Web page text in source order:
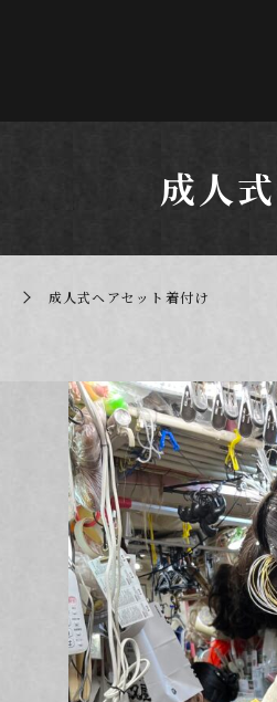
成人
成人式ヘアセット着付け